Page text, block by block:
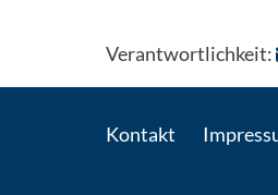
Verantwortlichkeit:
Kontakt